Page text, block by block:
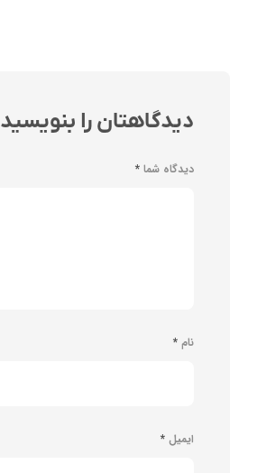
دیدگاهتان را بنویسید
دیدگاه شما *
نام *
ایمیل *